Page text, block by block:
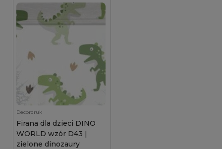
Decordruk
Firana dla dzieci DINO
WORLD wzór D43 |
zielone dinozaury